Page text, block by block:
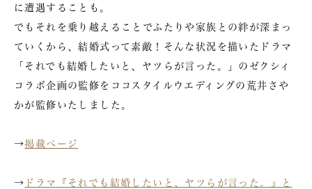
に遭遇することも。
でもそれを乗り越えることでふたりや家族との絆が深まっ
ていくから、結婚式って素敵！そんな状況を描いたドラマ
「それでも結婚したいと、ヤツらが言った。」のゼクシィ
コラボ企画の監修をココスタイルウエディングの荒井さや
かが監修いたしました。
→掲載ページ
→ ドラマ『それでも結婚したいと、ヤツらが言った。』と